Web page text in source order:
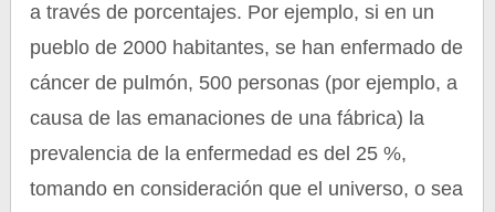
a través de porcentajes. Por ejemplo, si en un
pueblo de 2000 habitantes, se han enfermado de
cáncer de pulmón, 500 personas (por ejemplo, a
causa de las emanaciones de una fábrica) la
prevalencia de la enfermedad es del 25 %,
tomando en consideración que el universo, o sea